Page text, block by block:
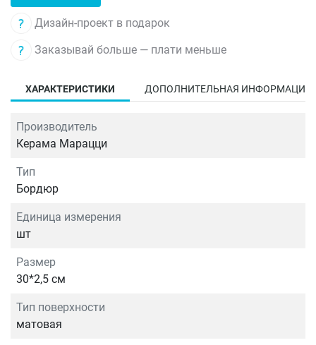
Дизайн-проект в подарок
Заказывай больше — плати меньше
ХАРАКТЕРИСТИКИ ДОПОЛНИТЕЛЬНАЯ ИНФОРМАЦИЯ
Производитель
Керама Марацци
Тип
Бордюр
Единица измерения
шт
Размер
30*2,5 см
Тип поверхности
матовая